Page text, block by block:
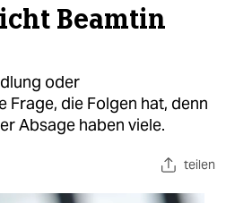
Beamtin
oder
Frage, die Folgen hat, denn
Absage haben viele.
teilen